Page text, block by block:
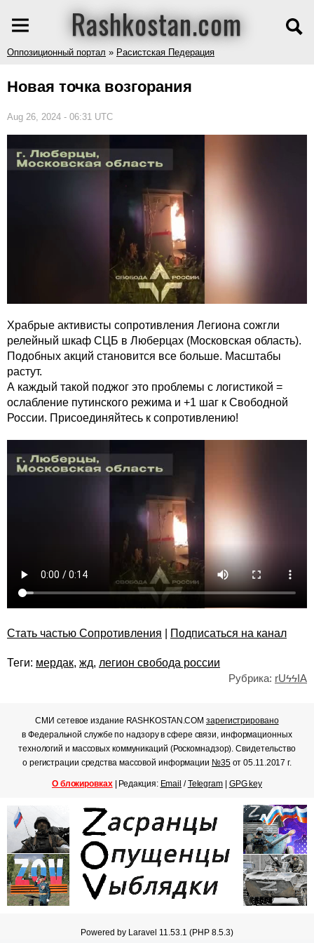
Rashkostan.com
Оппозиционный портал » Расистская Педерация
Новая точка возгорания
Aug 26, 2024 - 06:31 UTC
Храбрые активисты сопротивления Легиона сожгли
релейный шкаф СЦБ в Люберцах (Московская область).
Подобных акций становится все больше. Масштабы
растут.
А каждый такой поджог это проблемы с логистикой =
ослабление путинского режима и +1 шаг к Свободной
России. Присоединяйтесь к сопротивлению!
Стать частью Сопротивления Подписаться на канал
Теги: мердак, жд, легион свобода россии
Рубрика: rUϟϟIA
СМИ сетевое издание RASHKOSTAN.COMзарегистрировано
в Федеральной службе по надзору в сфере связи, информационных
технологий и массовых коммуникаций (Роскомнадзор). Свидетельство
о регистрации средства массовой информации №35от 05.11.2017 г.
О блокировках| Редакция: Email /Telegram| GPG key
Powered by Laravel 11.53.1 (PHP 8.5.3)